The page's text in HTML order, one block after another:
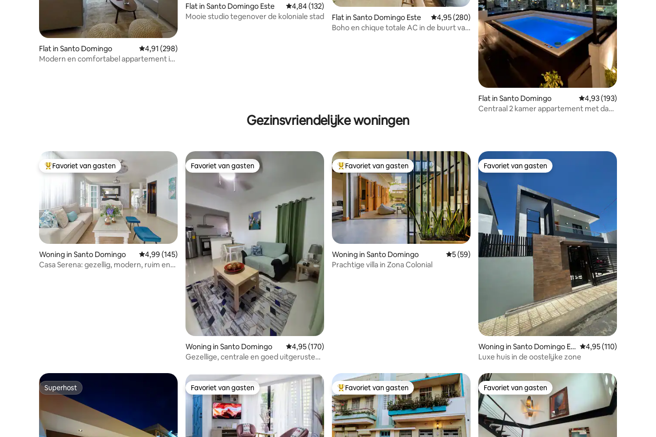
Flat in Santo Domingo Gemiddelde beoordeling van 4,91 op 5, 298 recensies
4,91 (298)
Modern en comfortabel appartement in
Flat in Santo Domingo Este Gemiddelde beoordeling van 4,84 op 5, 132 recensies
4,84 (132)
Mooie studio tegenover de koloniale stad
Flat in Santo Domingo Este Gemiddelde beoordeling van 4,95 op 5, 280 recensies
4,95 (280)
Boho en chique totale AC in de buurt van
Flat in Santo Domingo Gemiddelde
4,93 (193)
Centraal 2 kamer appartement met dak
Gezinsvriendelijke woningen
Topfavoriet van gasten
Favoriet van gasten
Woning in Santo Domingo Gemiddelde beoordeling van 4,99 op 5, 145 recensies
4,99 (145)
Casa Serena: gezellig, modern, ruim en
Favoriet van gasten
Favoriet van gasten
Woning in Santo Domingo Gemiddelde beoordeling van 4,95 op 5, 170 recensies
4,95 (170)
Gezellige, centrale en goed uitgeruste
Topfavoriet van gasten
Favoriet van gasten
Woning in Santo Domingo Gemiddelde beoordeling van 5 op 5, 59 recensies
5 (59)
Prachtige villa in Zona Colonial
Favoriet van gasten
Favoriet van gasten
Woning in Santo Domingo Es
te
Gemiddelde
4,95 (110)
Luxe huis in de oostelijke zone
Superhost
Superhost Favoriet van gasten
Favoriet van gasten Topfavoriet van gasten
Favoriet van gasten Favoriet van gasten
Favoriet van gasten